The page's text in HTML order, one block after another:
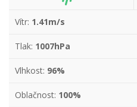
Vítr: 1.41m/s
Tlak: 1007hPa
Vlhkost: 96%
Oblačnost: 100%